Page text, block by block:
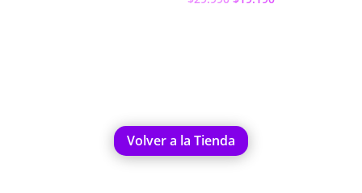
Volver a la Tienda